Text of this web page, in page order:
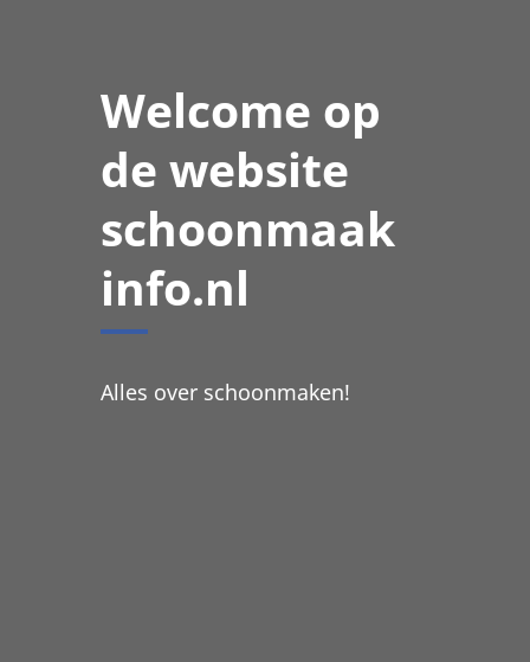
Welcome op
de website
schoonmaak
info.nl
Alles over schoonmaken!